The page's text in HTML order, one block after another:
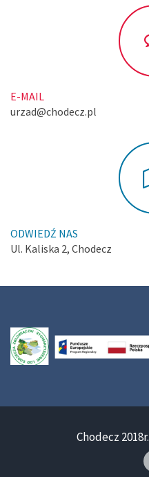
E-MAIL
urzad@chodecz.pl
ODWIEDŹ NAS
Ul. Kaliska 2, Chodecz
Chodecz 2018r.